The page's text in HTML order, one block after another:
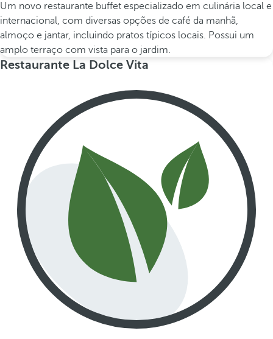
Um novo restaurante buffet especializado em culinária local e
internacional, com diversas opções de café da manhã,
almoço e jantar, incluindo pratos típicos locais. Possui um
amplo terraço com vista para o jardim.
Restaurante La Dolce Vita